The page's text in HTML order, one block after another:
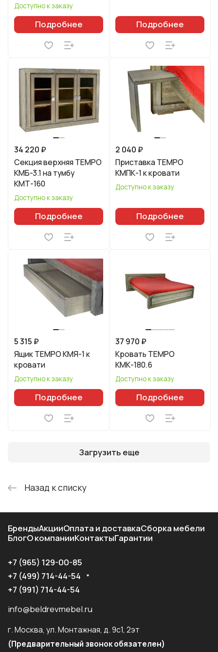
Доступно к заказу
Подробнее Подробнее
34 220 ₽
Секция верхняя TEMPO
КМБ-3.1 на тумбу
КМТ-160
Доступно к заказу
Подробнее
2 040 ₽
Приставка TEMPO
КМПК-1 к кровати
Доступно к заказу
Подробнее
5 315 ₽
Ящик TEMPO КМЯ-1 к
кровати
Доступно к заказу
Подробнее
37 970 ₽
Кровать TEMPO
КМК-180.6
Доступно к заказу
Подробнее
Загрузить еще
Назад к списку
БрендыАкцииОплата и доставкаСборка мебели
БлогО компанииКонтактыГарантии
+7 (965) 129-00-85
+7 (499) 714-44-54
+7 (991) 714-44-54
info@beldrevmebel.ru
г. Москва, ул. Монтажная, д. 9с1, 2эт
(Предварительный звонок обязателен)